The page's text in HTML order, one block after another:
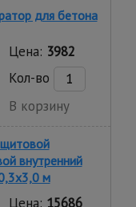
для бетона
Цена: 3982
Кол-во
В корзину
внутренний
м
Цена: 15686